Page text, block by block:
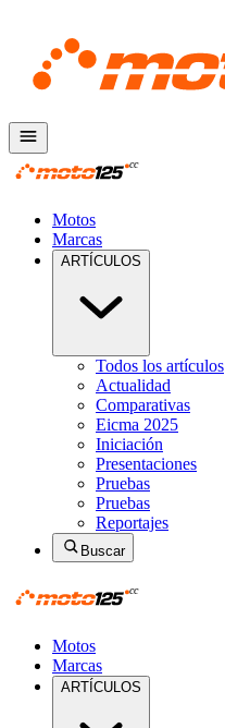
Motos
Marcas
ARTÍCULOS
Todos los artículos
Actualidad
Comparativas
Eicma 2025
Iniciación
Presentaciones
Pruebas
Pruebas
Reportajes
Buscar
Motos
Marcas
ARTÍCULOS